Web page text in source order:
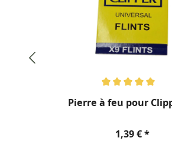
Pierre à feu pour
Prix régulier :
1,39 €